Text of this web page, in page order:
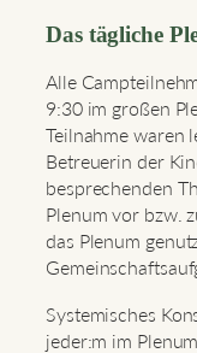
Das tägliche
Alle
9:30 im großen
Teilnahme waren
Betreuerin der
besprechenden
Plenum vor bzw.
das Plenum
Systemisches
jeder:m im